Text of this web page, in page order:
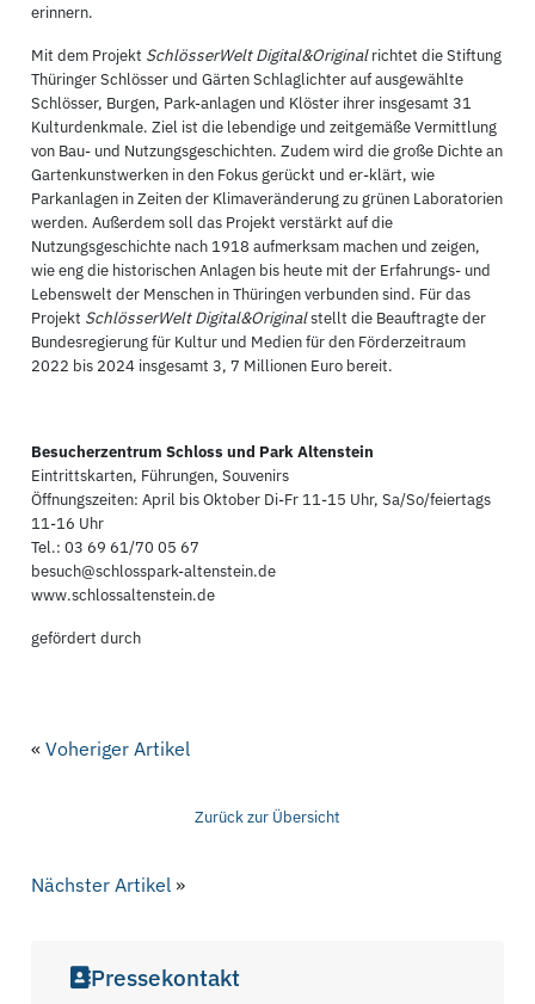
erinnern.
Mit dem Projekt SchlösserWelt Digital&Originalrichtet die Stiftung
Thüringer Schlösser und Gärten Schlaglichter auf ausgewählte
Schlösser, Burgen, Park-anlagen und Klöster ihrer insgesamt 31
Kulturdenkmale. Ziel ist die lebendige und zeitgemäße Vermittlung
von Bau- und Nutzungsgeschichten. Zudem wird die große Dichte an
Gartenkunstwerken in den Fokus gerückt und er-klärt, wie
Parkanlagen in Zeiten der Klimaveränderung zu grünen Laboratorien
werden. Außerdem soll das Projekt verstärkt auf die
Nutzungsgeschichte nach 1918 aufmerksam machen und zeigen,
wie eng die historischen Anlagen bis heute mit der Erfahrungs- und
Lebenswelt der Menschen in Thüringen verbunden sind. Für das
Projekt SchlösserWelt Digital&Originalstellt die Beauftragte der
Bundesregierung für Kultur und Medien für den Förderzeitraum
2022 bis 2024 insgesamt 3, 7 Millionen Euro bereit.
Besucherzentrum Schloss und Park Altenstein
Eintrittskarten, Führungen, Souvenirs
Öffnungszeiten: April bis Oktober Di-Fr 11-15 Uhr, Sa/So/feiertags
11-16 Uhr
Tel.: 03 69 61/70 05 67
besuch@schlosspark-altenstein.de
www.schlossaltenstein.de
gefördert durch
«Voheriger Artikel
Zurück zur Übersicht
Nächster Artikel »
Pressekontakt